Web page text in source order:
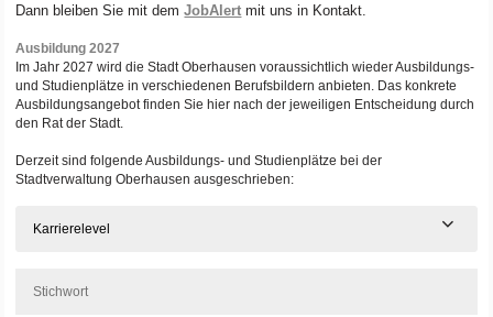
Dann bleiben Sie mit demJobAlert mit uns in Kontakt.
Ausbildung 2027
Im Jahr 2027 wird die Stadt Oberhausen voraussichtlich wieder Ausbildungs-
und Studienplätze in verschiedenen Berufsbildern anbieten. Das konkrete
Ausbildungsangebot finden Sie hier nach der jeweiligen Entscheidung durch
den Rat der Stadt.
Derzeit sind folgende Ausbildungs- und Studienplätze bei der
Stadtverwaltung Oberhausen ausgeschrieben:
Karrierelevel